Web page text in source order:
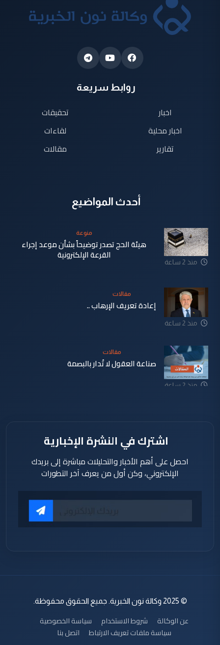
روابط سريعة
اخبار
اخبار محلية
تقارير
تحقيقات
لقاءات
مقالات
أحدث المواضيع
منذ 2 ساعة
منوعة
هيئة الحج تصدر توضيحاً بشأن موعد إجراء
القرعة الإلكترونية
منذ 2 ساعة
مقالات
إعادة تعريف الإرهاب ..
منذ 2 ساعة
مقالات
صناعة العقول لا تُدار بالبصمة
اشترك في النشرة الإخبارية
احصل على أهم الأخبار والتحليلات مباشرة إلى بريدك
الإلكتروني، وكن أول من يعرف آخر التطورات
© 2025 وكالة نون الخبرية. جميع الحقوق محفوظة.
عن الوكالة شروط الاستخدام
سياسة الخصوصية
سياسة ملفات تعريف الارتباط
اتصل بنا